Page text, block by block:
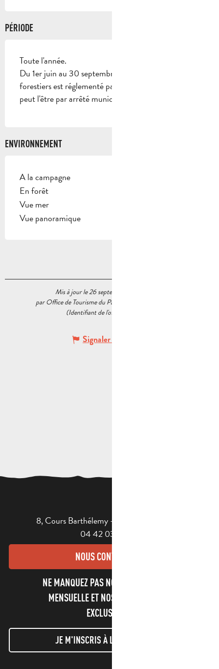
PÉRIODE
Toute l'année.
Du 1er juin au 30 septembre, l'accès aux massifs
forestiers est réglementé par arrêté préfectoral et
peut l'être par arrêté municipal.
ENVIRONNEMENT
A la campagne
En forêt
Vue mer
Vue panoramique
Mis à jour le 26 septembre 2023 à 15:20
par Office de Tourisme du Pays d’Aubagne et de l’Étoile
(Identifiant de l'offre :
Signaler une erreur
8, Cours Barthélemy - 13400 AUBAGNE
04 42 03 49 98
NOUS CONTACTER
NE MANQUEZ PAS NOTRE NEWSLETTER
MENSUELLE ET NOS INFORMATIONS
EXCLUSIVES !
JE M'INSCRIS À LA NEWSLETTER